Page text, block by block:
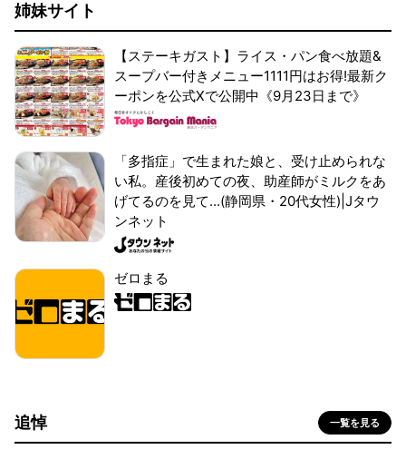
姉妹サイト
【ステーキガスト】ライス・パン食べ放題&
スープバー付きメニュー1111円はお得!最新ク
ーポンを公式Xで公開中《9月23日まで》
「多指症」で生まれた娘と、受け止められな
い私。産後初めての夜、助産師がミルクをあ
げてるのを見て...(静岡県・20代女性)|Jタウ
ンネット
ゼロまる
追悼 一覧を見る